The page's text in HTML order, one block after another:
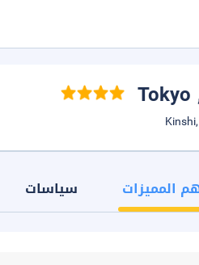
,
المميزات سياسات